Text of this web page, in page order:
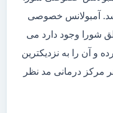
آمبولانس خصوصی
شورا وجود دارد می
و آن را به نزدیکترین
مرکز درمانی مد نظر